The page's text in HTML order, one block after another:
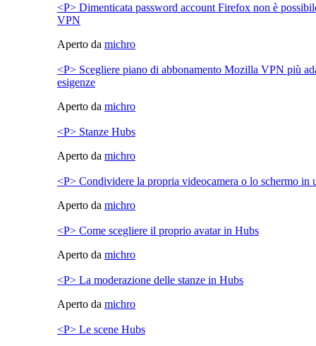
<P> Dimenticata password account Firefox non è
VPN
Aperto da michro
<P> Scegliere piano di abbonamento Mozilla VPN più
esigenze
Aperto da michro
<P> Stanze Hubs
Aperto da michro
<P> Condividere la propria videocamera o lo schermo in
Aperto da michro
<P> Come scegliere il proprio avatar in Hubs
Aperto da michro
<P> La moderazione delle stanze in Hubs
Aperto da michro
<P> Le scene Hubs